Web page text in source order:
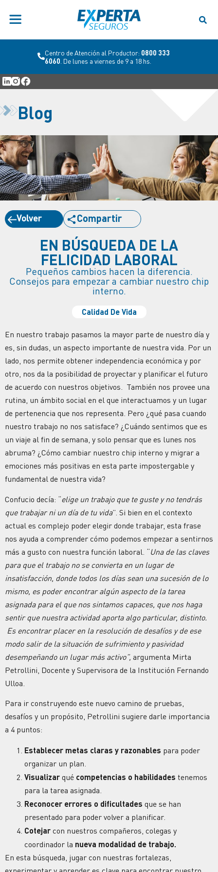
Centro de Atención al Productor: 0800 333
6060 . De lunes a viernes de 9 a 18 hs.
Blog
Volver Compartir
EN BÚSQUEDA DE LA
FELICIDAD LABORAL
Pequeños cambios hacen la diferencia.
Consejos para empezar a cambiar nuestro chip
interno.
Calidad De Vida
En nuestro trabajo pasamos la mayor parte de nuestro día y
es, sin dudas, un aspecto importante de nuestra vida. Por un
lado, nos permite obtener independencia económica y por
otro, nos da la posibilidad de proyectar y planificar el futuro
de acuerdo con nuestros objetivos. También nos provee una
rutina, un ámbito social en el que interactuamos y un lugar
de pertenencia que nos representa. Pero ¿qué pasa cuando
nuestro trabajo no nos satisface? ¿Cuándo sentimos que es
un viaje al fin de semana, y solo pensar que es lunes nos
abruma? ¿Cómo cambiar nuestro chip interno y migrar a
emociones más positivas en esta parte impostergable y
fundamental de nuestra vida?
Confucio decía: “elige un trabajo que te guste y no tendrás
que trabajar ni un día de tu vida”. Si bien en el contexto
actual es complejo poder elegir donde trabajar, esta frase
nos ayuda a comprender cómo podemos empezar a sentirnos
más a gusto con nuestra función laboral. “Una de las claves
para que el trabajo no se convierta en un lugar de
insatisfacción, donde todos los días sean una sucesión de lo
mismo, es poder encontrar algún aspecto de la tarea
asignada para el que nos sintamos capaces, que nos haga
sentir que nuestra actividad aporta algo particular, distinto.
Es encontrar placer en la resolución de desafíos y de ese
modo salir de la situación de sufrimiento y pasividad
desempeñando un lugar más activo”, argumenta Mirta
Petrollini, Docente y Supervisora de la Institución Fernando
Ulloa.
Para ir construyendo este nuevo camino de pruebas,
desafíos y un propósito, Petrollini sugiere darle importancia
a 4 puntos:
Establecer metas claras y razonables para poder
organizar un plan.
Visualizar qué competencias o habilidades tenemos
para la tarea asignada.
Reconocer errores o dificultades que se han
presentado para poder volver a planificar.
Cotejar con nuestros compañeros, colegas y
coordinador la nueva modalidad de trabajo.
En esta búsqueda, jugar con nuestras fortalezas,